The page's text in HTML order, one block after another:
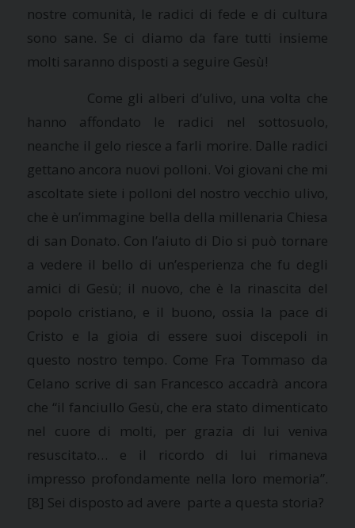
nostre comunità, le radici di fede e di cultura
sono sane. Se ci diamo da fare tutti insieme
molti saranno disposti a seguire Gesù!
Come gli alberi d’ulivo, una volta che
hanno affondato le radici nel sottosuolo,
neanche il gelo riesce a farli morire. Dalle radici
gettano ancora nuovi polloni. Voi giovani che mi
ascoltate siete i polloni del nostro vecchio ulivo,
che è un’immagine bella della millenaria Chiesa
di san Donato. Con l’aiuto di Dio si può tornare
a vedere il bello di un’esperienza che fu degli
amici di Gesù; il nuovo, che è la rinascita del
popolo cristiano, e il buono, ossia la pace di
Cristo e la gioia di essere suoi discepoli in
questo nostro tempo. Come Fra Tommaso da
Celano scrive di san Francesco accadrà ancora
che “il fanciullo Gesù, che era stato dimenticato
nel cuore di molti, per grazia di lui veniva
resuscitato… e il ricordo di lui rimaneva
impresso profondamente nella loro memoria”.
[8] Sei disposto ad avere parte a questa storia?